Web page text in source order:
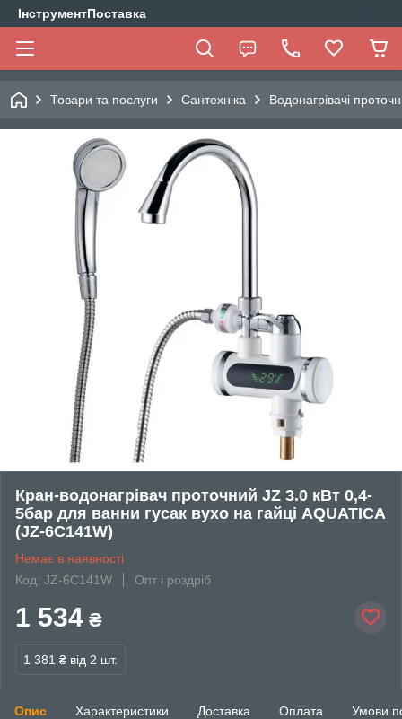
ІнструментПоставка
Товари та послуги Сантехніка Водонагрівачі
Кран-водонагрівач проточний JZ 3.0 кВт 0,4-
5бар для ванни гусак вухо на гайці AQUATICA
(JZ-6C141W)
Немає в наявності
Код: JZ-6C141W
Опт і роздріб
1 534 ₴
1 381 ₴ від 2 шт.
Опис Характеристики Доставка Оплата Умови